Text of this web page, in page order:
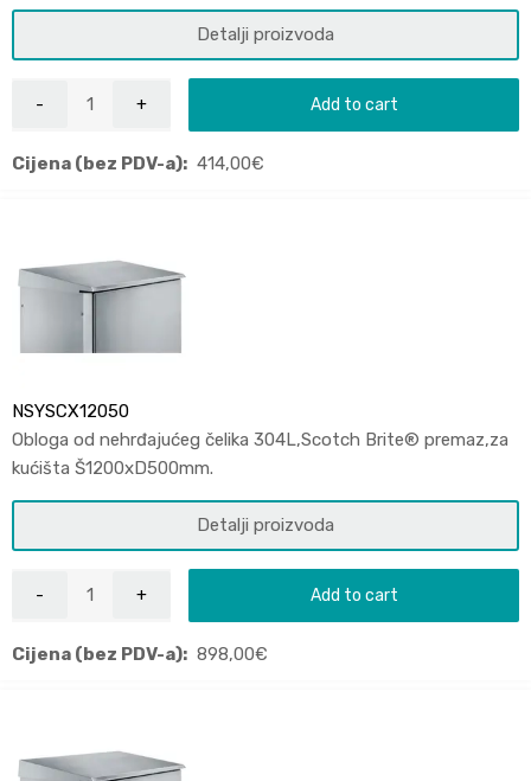
Detalji proizvoda
Add to cart
Cijena (bez PDV-a): 414,00€
NSYSCX12050
Obloga od nehrđajućeg čelika 304L,Scotch Brite® premaz,za
kućišta Š1200xD500mm.
Detalji proizvoda
Add to cart
Cijena (bez PDV-a): 898,00€